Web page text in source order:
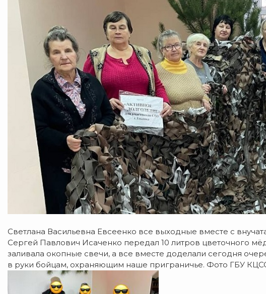
Светлана Васильевна Евсеенко все выходные вместе с
Сергей Павлович Исаченко передал 10 литров цветочного
заливала окопные свечи, а все вместе доделали сегодня
в руки бойцам, охраняющим наше приграничье. Фото ГБУ